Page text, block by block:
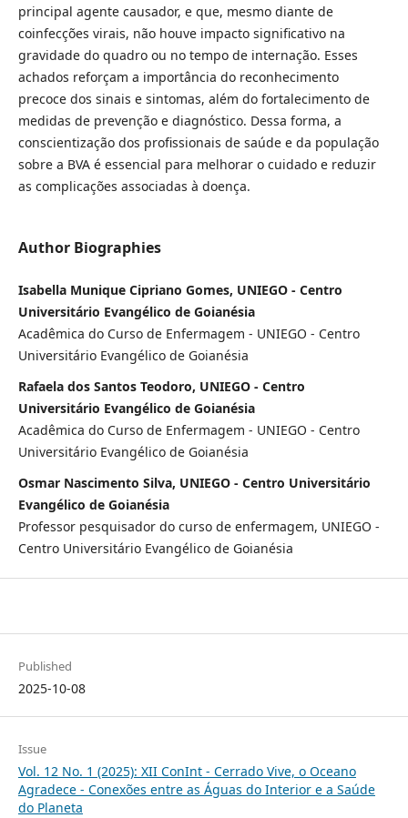
principal agente causador, e que, mesmo diante de
coinfecções virais, não houve impacto significativo na
gravidade do quadro ou no tempo de internação. Esses
achados reforçam a importância do reconhecimento
precoce dos sinais e sintomas, além do fortalecimento de
medidas de prevenção e diagnóstico. Dessa forma, a
conscientização dos profissionais de saúde e da população
sobre a BVA é essencial para melhorar o cuidado e reduzir
as complicações associadas à doença.
Author Biographies
Isabella Munique Cipriano Gomes, UNIEGO - Centro
Universitário Evangélico de Goianésia
Acadêmica do Curso de Enfermagem - UNIEGO - Centro
Universitário Evangélico de Goianésia
Rafaela dos Santos Teodoro, UNIEGO - Centro
Universitário Evangélico de Goianésia
Acadêmica do Curso de Enfermagem - UNIEGO - Centro
Universitário Evangélico de Goianésia
Osmar Nascimento Silva, UNIEGO - Centro Universitário
Evangélico de Goianésia
Professor pesquisador do curso de enfermagem, UNIEGO -
Centro Universitário Evangélico de Goianésia
Published
2025-10-08
Issue
Vol. 12 No. 1 (2025): XII ConInt - Cerrado Vive, o Oceano
Agradece - Conexões entre as Águas do Interior e a Saúde
do Planeta